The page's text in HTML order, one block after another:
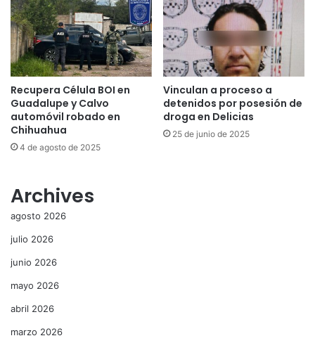
Recupera Célula BOI en
Guadalupe y Calvo
automóvil robado en
Chihuahua
4 de agosto de 2025
Vinculan a proceso a
detenidos por posesión de
droga en Delicias
25 de junio de 2025
Archives
agosto 2026
julio 2026
junio 2026
mayo 2026
abril 2026
marzo 2026